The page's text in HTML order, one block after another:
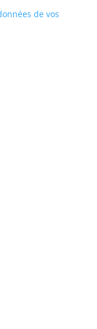
de vos